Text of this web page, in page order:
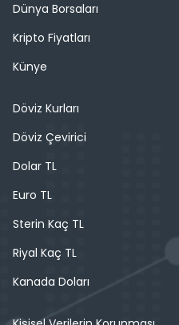
Dünya Borsaları
Kripto Fiyatları
Künye
Döviz Kurları
Döviz Çevirici
Dolar TL
Euro TL
Sterin Kaç TL
Riyal Kaç TL
Kanada Doları